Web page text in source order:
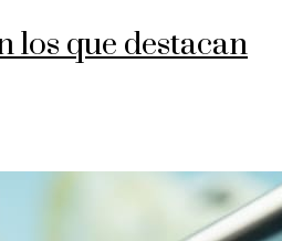
los que destacan